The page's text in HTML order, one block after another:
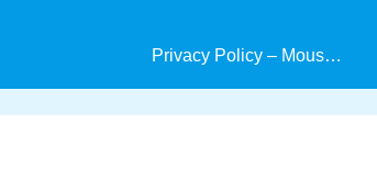
Privacy Policy – MouseMate